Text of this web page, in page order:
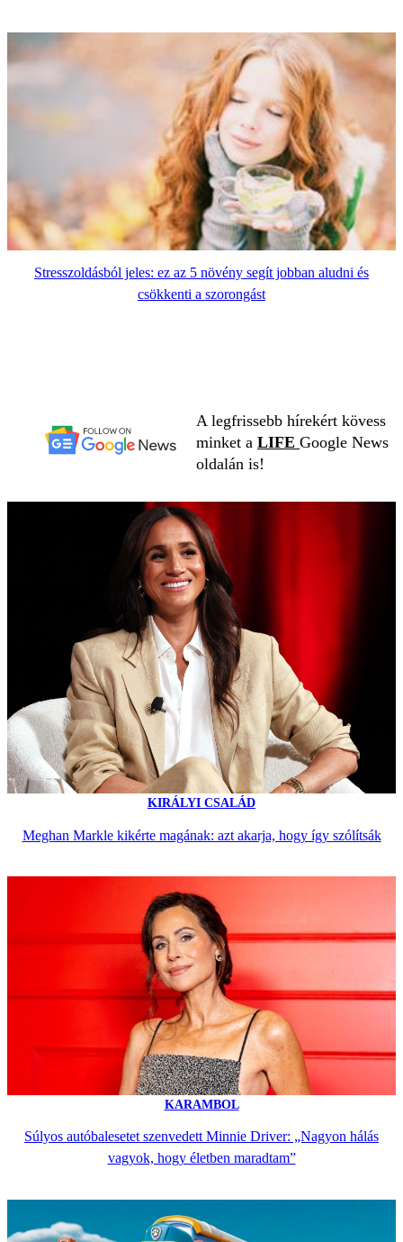
Stresszoldásból jeles: ez az 5 növény segít jobban aludni és
csökkenti a szorongást
A legfrissebb hírekért kövess
minket a LIFE Google News
oldalán is!
KIRÁLYI CSALÁD
Meghan Markle kikérte magának: azt akarja, hogy így szólítsák
KARAMBOL
Súlyos autóbalesetet szenvedett Minnie Driver: „Nagyon hálás
vagyok, hogy életben maradtam”